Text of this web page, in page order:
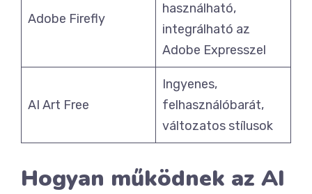
Adobe Firefly
használható,
integrálható az
Adobe Expresszel
AI Art Free
Ingyenes,
felhasználóbarát,
változatos stílusok
Hogyan működnek az AI